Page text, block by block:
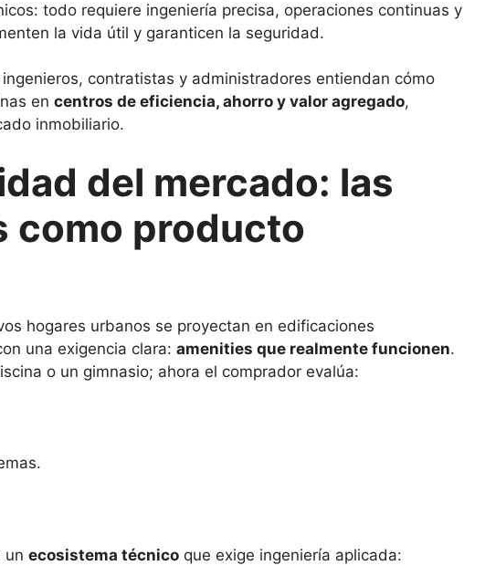
todo requiere ingeniería precisa, operaciones continuas y
la vida útil y garanticen la seguridad.
contratistas y administradores entiendan cómo
en centros de eficiencia, ahorro y valor agregado,
inmobiliario.
del mercado: las
como producto
hogares urbanos se proyectan en edificaciones
una exigencia clara: amenities que realmente funcionen.
o un gimnasio; ahora el comprador evalúa:
un ecosistema técnico que exige ingeniería aplicada: